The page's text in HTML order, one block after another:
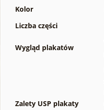
Kolor
Liczba części
Wygląd plakatów
Zalety USP plakaty